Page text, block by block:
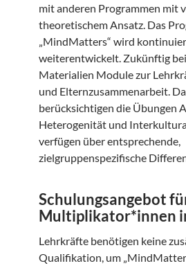
mit anderen Programmen mit
theoretischem Ansatz. Das
„MindMatters“ wird
weiterentwickelt. Zukünftig
Materialien Module zur
und Elternzusammenarbeit.
berücksichtigen die Übungen
Heterogenität und
verfügen über entsprechende,
zielgruppenspezifische
Schulungsangebot
Multiplikator*innen
Lehrkräfte benötigen keine
Qualifikation, um